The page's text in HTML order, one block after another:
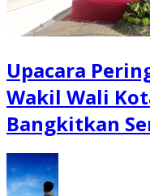
Upacara
Wakil Wali
Bangkitkan